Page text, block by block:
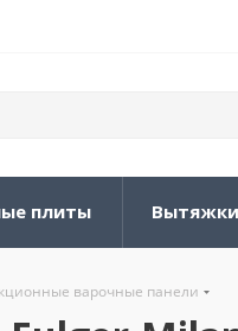
плиты Вытяжки
варочные панели